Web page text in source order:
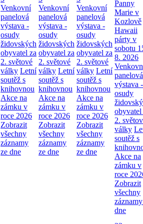
Venkovní
panelová
výstava -
osudy
židovských
obyvatel za
2. světové
války Letní
soutěž s
knihovnou
Akce na
zámku v
roce 2026
Zobrazit
všechny
záznamy
ze dne
Venkovní
panelová
výstava -
osudy
židovských
obyvatel za
2. světové
války Letní
soutěž s
knihovnou
Akce na
zámku v
roce 2026
Zobrazit
všechny
záznamy
ze dne
Venkovní
panelová
výstava -
osudy
židovských
obyvatel za
2. světové
války Letní
soutěž s
knihovnou
Akce na
zámku v
roce 2026
Zobrazit
všechny
záznamy
ze dne
Panny
Marie v
Kozlově
Hawaii
párty v
sobotu
8. 2026
panelová
výstava -
osudy
obyvatel
2.
války
soutěž s
Akce na
zámku v
roce
Zobrazit
všechny
dne